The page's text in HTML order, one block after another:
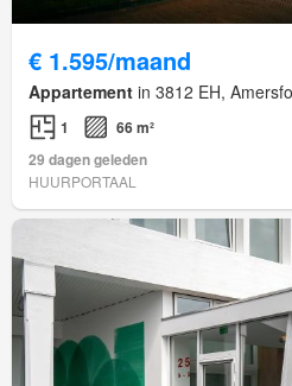
€ 1.595/maand
Appartement in 3812 EH,
1
66 m²
29 dagen geleden
HUURPORTAAL